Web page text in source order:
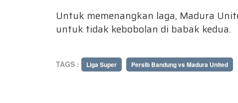
Untuk memenangkan laga, Madura
untuk tidak kebobolan di babak kedua.
TAGS : Liga Super Persib Bandung vs Madura United